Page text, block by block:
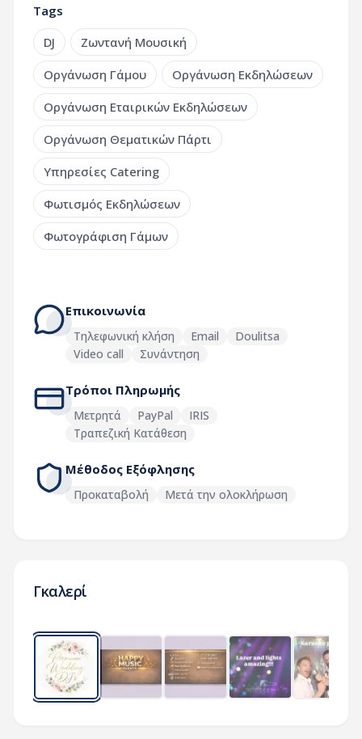
Tags
DJ
Ζωντανή Μουσική
Οργάνωση Γάμου
Οργάνωση Εκδηλώσεων
Οργάνωση Εταιρικών Εκδηλώσεων
Οργάνωση Θεματικών Πάρτι
Υπηρεσίες Catering
Φωτισμός Εκδηλώσεων
Φωτογράφιση Γάμων
Επικοινωνία
Τηλεφωνική κλήση Email
Doulitsa
Video call
Συνάντηση
Τρόποι Πληρωμής
Μετρητά PayPal
IRIS
Τραπεζική Κατάθεση
Μέθοδος Εξόφλησης
Προκαταβολή Μετά την ολοκλήρωση
Γκαλερί